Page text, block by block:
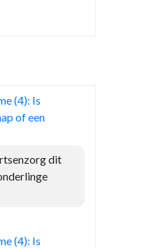
(4): Is
of een
dit
(4): Is